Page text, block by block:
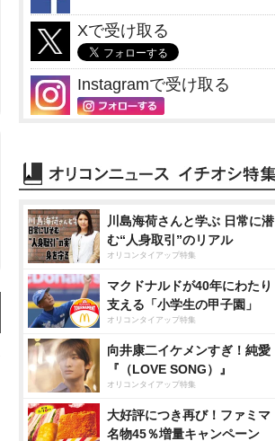
Xで受け取る
Instagramで受け取る
川島海荷さんと学ぶ 日常に潜
む“人身取引”のリアル
オリコンタイアップ特集
マクドナルドが40年にわたり
支える「小学生の甲子園」
オリコンタイアップ特集
向井康二イケメンすぎ！純愛
『（LOVE SONG）』
オリコンタイアップ特集
大好評につき再び！ファミマ
名物45％増量キャンペーン